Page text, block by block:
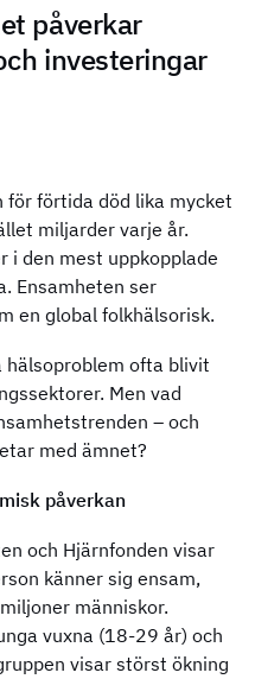
påverkar
investeringar
för förtida död lika mycket
miljarder varje år.
i den mest uppkopplade
Ensamheten ser
en global folkhälsorisk.
ofta blivit
Men vad
– och
med ämnet?
påverkan
och Hjärnfonden visar
känner sig ensam,
människor.
vuxna (18-29 år) och
visar störst ökning